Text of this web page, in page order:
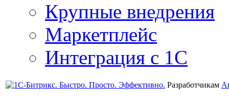
Крупные внедрения
Маркетплейс
Интеграция с 1С
Разработчикам